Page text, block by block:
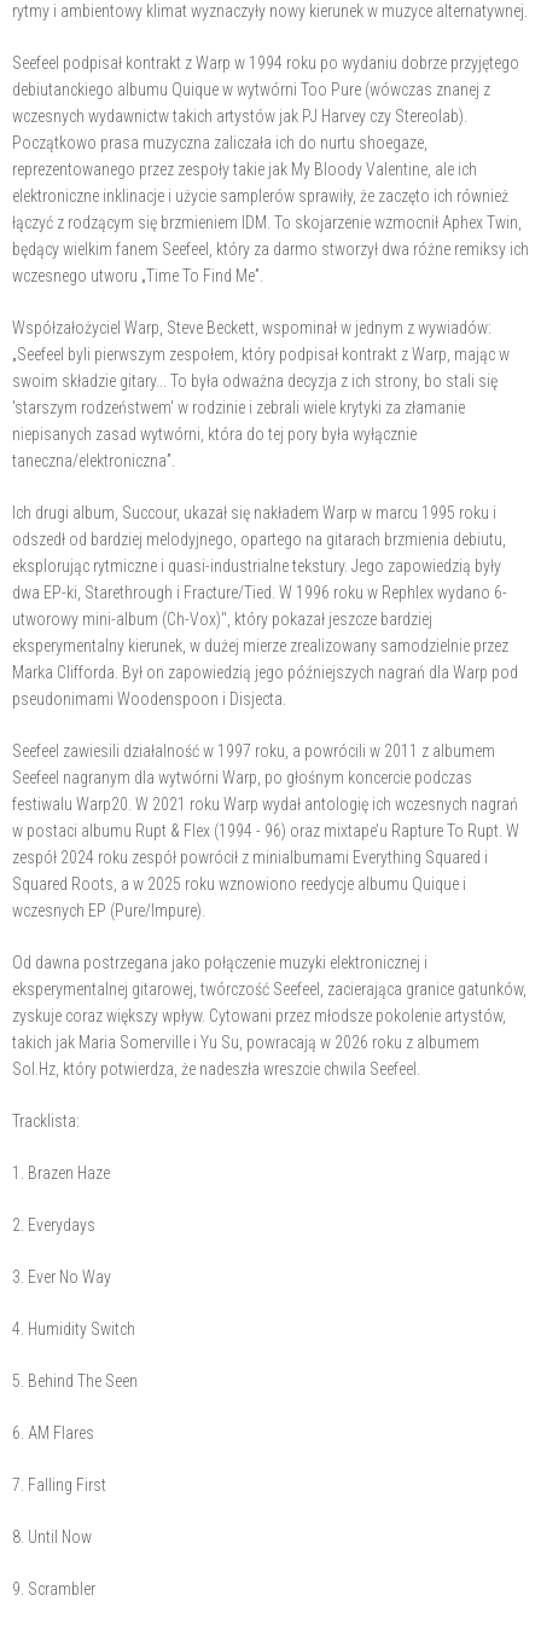
rytmy i ambientowy klimat wyznaczyły nowy kierunek w muzyce alternatywnej.
Seefeel podpisał kontrakt z Warp w 1994 roku po wydaniu dobrze przyjętego
debiutanckiego albumu Quique w wytwórni Too Pure (wówczas znanej z
wczesnych wydawnictw takich artystów jak PJ Harvey czy Stereolab).
Początkowo prasa muzyczna zaliczała ich do nurtu shoegaze,
reprezentowanego przez zespoły takie jak My Bloody Valentine, ale ich
elektroniczne inklinacje i użycie samplerów sprawiły, że zaczęto ich również
łączyć z rodzącym się brzmieniem IDM. To skojarzenie wzmocnił Aphex Twin,
będący wielkim fanem Seefeel, który za darmo stworzył dwa różne remiksy ich
wczesnego utworu „Time To Find Me”.
Współzałożyciel Warp, Steve Beckett, wspominał w jednym z wywiadów:
„Seefeel byli pierwszym zespołem, który podpisał kontrakt z Warp, mając w
swoim składzie gitary... To była odważna decyzja z ich strony, bo stali się
'starszym rodzeństwem' w rodzinie i zebrali wiele krytyki za złamanie
niepisanych zasad wytwórni, która do tej pory była wyłącznie
taneczna/elektroniczna”.
Ich drugi album, Succour, ukazał się nakładem Warp w marcu 1995 roku i
odszedł od bardziej melodyjnego, opartego na gitarach brzmienia debiutu,
eksplorując rytmiczne i quasi-industrialne tekstury. Jego zapowiedzią były
dwa EP-ki, Starethrough i Fracture/Tied. W 1996 roku w Rephlex wydano 6-
utworowy mini-album (Ch-Vox)", który pokazał jeszcze bardziej
eksperymentalny kierunek, w dużej mierze zrealizowany samodzielnie przez
Marka Clifforda. Był on zapowiedzią jego późniejszych nagrań dla Warp pod
pseudonimami Woodenspoon i Disjecta.
Seefeel zawiesili działalność w 1997 roku, a powrócili w 2011 z albumem
Seefeel nagranym dla wytwórni Warp, po głośnym koncercie podczas
festiwalu Warp20. W 2021 roku Warp wydał antologię ich wczesnych nagrań
w postaci albumu Rupt & Flex (1994 - 96) oraz mixtape’u Rapture To Rupt. W
zespół 2024 roku zespół powrócił z minialbumami Everything Squared i
Squared Roots, a w 2025 roku wznowiono reedycje albumu Quique i
wczesnych EP (Pure/Impure).
Od dawna postrzegana jako połączenie muzyki elektronicznej i
eksperymentalnej gitarowej, twórczość Seefeel, zacierająca granice gatunków,
zyskuje coraz większy wpływ. Cytowani przez młodsze pokolenie artystów,
takich jak Maria Somerville i Yu Su, powracają w 2026 roku z albumem
Sol.Hz, który potwierdza, że nadeszła wreszcie chwila Seefeel.
Tracklista:
1. Brazen Haze
2. Everydays
3. Ever No Way
4. Humidity Switch
5. Behind The Seen
6. AM Flares
7. Falling First
8. Until Now
9. Scrambler